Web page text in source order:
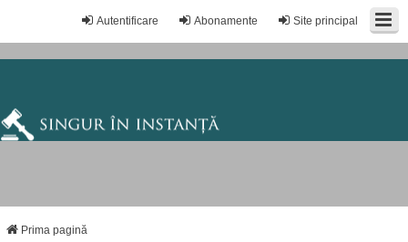
Site principal
Abonamente
Autentificare
Prima pagină